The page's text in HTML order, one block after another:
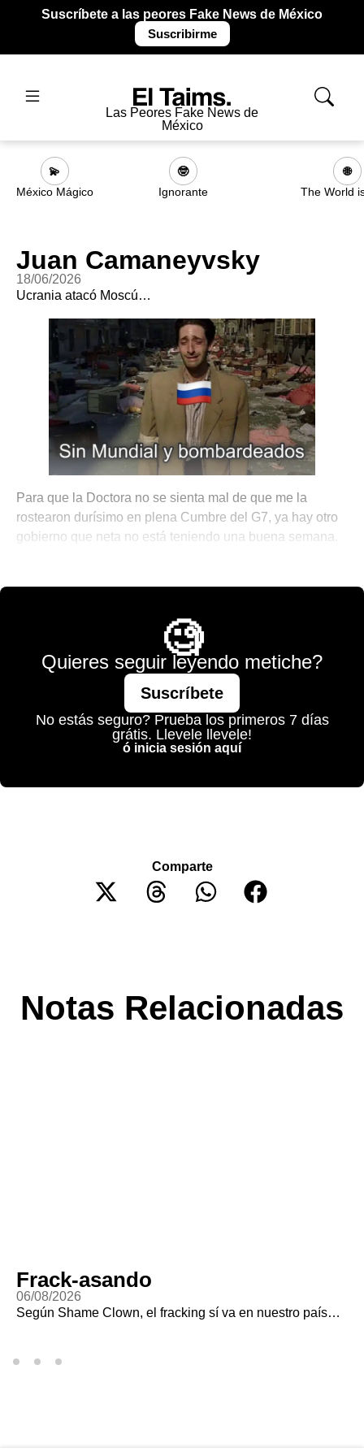
Suscríbete a las peores Fake News de México
Suscribirme
Las Peores Fake News de
México
💫
México Mágico
🤓
Ignorante
🌐
The World
Juan Camaneyvsky
18/06/2026
Ucrania atacó Moscú…
Para que la Doctora no se sienta mal de que me la
rostearon durísimo en plena Cumbre del G7, ya hay otro
gobierno que neta no está teniendo una buena semana.
🧐
Quieres seguir leyendo metiche?
Suscríbete
No estás seguro? Prueba los primeros 7 días
grátis. Llevele llevele!
ó inicia sesión aquí
Comparte
Notas Relacionadas
Frack-asando
06/08/2026
Según Shame Clown, el fracking sí va en nuestro país…